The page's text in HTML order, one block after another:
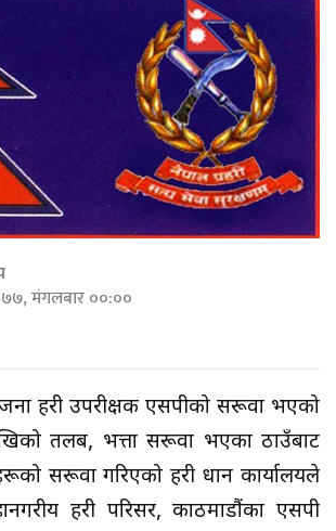
मंगलबार ००:००
जना प्रहरी उपरीक्षक एसपीको सरूवा भएको
तलब, भत्ता सरूवा भएका ठाउँबाट
सरूवा गरिएको प्रहरी प्रधान कार्यालयले
प्रहरी परिसर, काठमाडौंका एसपी